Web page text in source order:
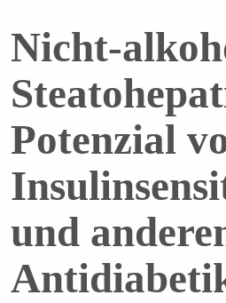
Nicht-
Potenzial
und